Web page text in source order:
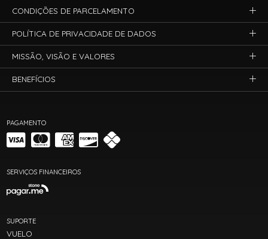
PAGAMENTO
SERVIÇOS FINANCEIROS
SUPORTE
VUELO
CONDIÇÕES DE PARCELAMENTO
POLÍTICA DE PRIVACIDADE DE DADOS
MISSÃO, VISÃO E VALORES
BENEFÍCIOS